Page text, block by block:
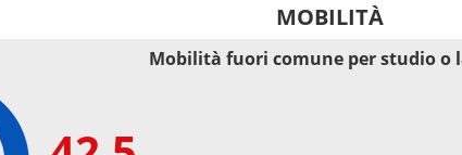
MOBILITÀ
Mobilità fuori comune per studio o